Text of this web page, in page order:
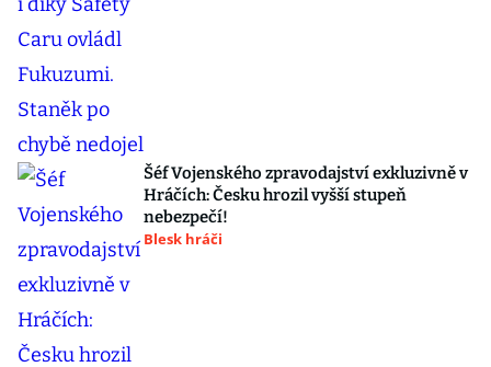
Šéf Vojenského zpravodajství exkluzivně v
Hráčích: Česku hrozil vyšší stupeň
nebezpečí!
Blesk hráči